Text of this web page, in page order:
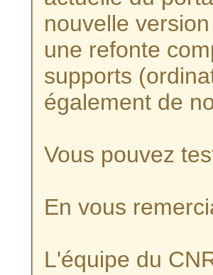
nouvelle
une refonte
supports
également de
Vous pouvez
En vous
L'équipe du